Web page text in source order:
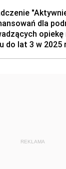
dla
do lat 3 w 2025
REKLAMA